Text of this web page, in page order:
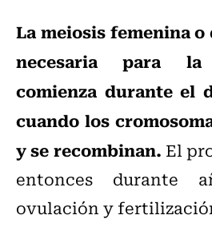
La meiosis femenina
necesaria para la
comienza durante el
cuando los
y se recombinan. El
entonces durante
ovulación y